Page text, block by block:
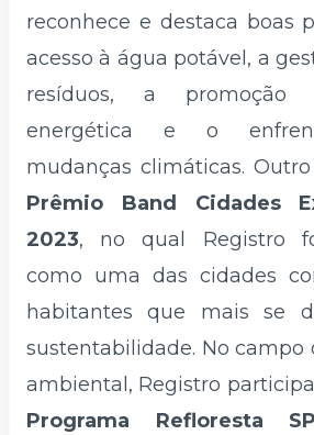
reconhece e destaca boas
acesso à água potável, a
resíduos, a promoção
energética e o
mudanças climáticas.
Prêmio Band Cidades
2023, no qual Registro
como uma das cidades
habitantes que mais se
sustentabilidade. No campo
ambiental, Registro
Programa Refloresta SP